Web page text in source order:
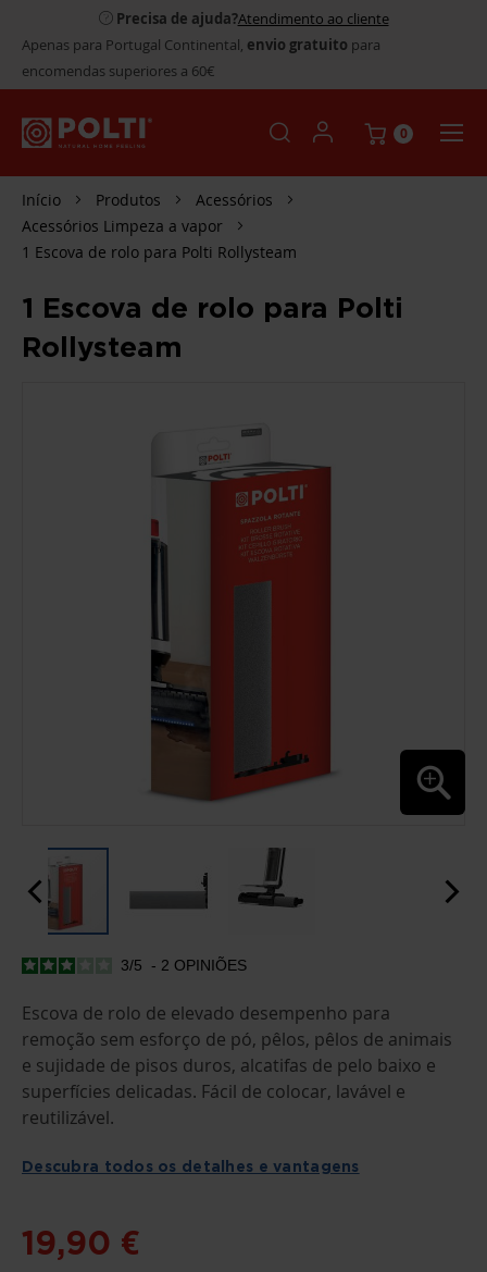
Precisa de ajuda?Atendimento ao cliente
Apenas para Portugal Continental, envio gratuito para
encomendas superiores a 60€
0
Início Produtos
Acessórios
Acessórios Limpeza a vapor
1 Escova de rolo para Polti Rollysteam
1 Escova de rolo para Polti
Rollysteam
SALTAR
O
INÍCIO
DA
GALERIA
DE
IMAGENS
3/5 - 2 OPINIÕES
Escova de rolo de elevado desempenho para
remoção sem esforço de pó, pêlos, pêlos de animais
e sujidade de pisos duros, alcatifas de pelo baixo e
superfícies delicadas. Fácil de colocar, lavável e
reutilizável.
Descubra todos os detalhes e vantagens
19,90 €